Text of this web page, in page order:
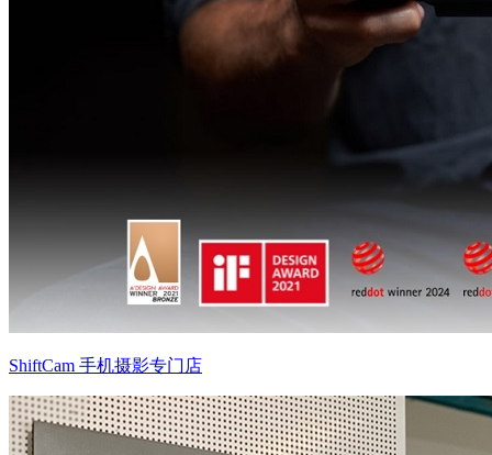
ShiftCam 手机摄影专门店